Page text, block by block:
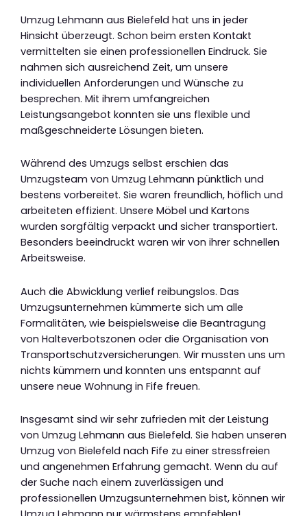
Umzug Lehmann aus Bielefeld hat uns in jeder
Hinsicht überzeugt. Schon beim ersten Kontakt
vermittelten sie einen professionellen Eindruck. Sie
nahmen sich ausreichend Zeit, um unsere
individuellen Anforderungen und Wünsche zu
besprechen. Mit ihrem umfangreichen
Leistungsangebot konnten sie uns flexible und
maßgeschneiderte Lösungen bieten.
Während des Umzugs selbst erschien das
Umzugsteam von Umzug Lehmann pünktlich und
bestens vorbereitet. Sie waren freundlich, höflich und
arbeiteten effizient. Unsere Möbel und Kartons
wurden sorgfältig verpackt und sicher transportiert.
Besonders beeindruckt waren wir von ihrer schnellen
Arbeitsweise.
Auch die Abwicklung verlief reibungslos. Das
Umzugsunternehmen kümmerte sich um alle
Formalitäten, wie beispielsweise die Beantragung
von Halteverbotszonen oder die Organisation von
Transportschutzversicherungen. Wir mussten uns um
nichts kümmern und konnten uns entspannt auf
unsere neue Wohnung in Fife freuen.
Insgesamt sind wir sehr zufrieden mit der Leistung
von Umzug Lehmann aus Bielefeld. Sie haben unseren
Umzug von Bielefeld nach Fife zu einer stressfreien
und angenehmen Erfahrung gemacht. Wenn du auf
der Suche nach einem zuverlässigen und
professionellen Umzugsunternehmen bist, können wir